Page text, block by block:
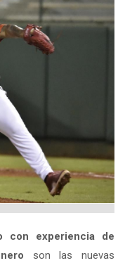
con experiencia de
son las nuevas